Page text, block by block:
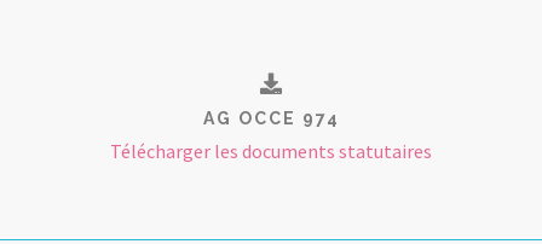
AG OCCE 974
Télécharger les documents statutaires